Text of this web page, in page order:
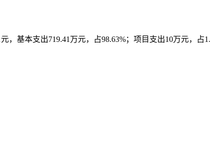
元，基本支出719.41 万元，占98.63%；项目支出10万元，占